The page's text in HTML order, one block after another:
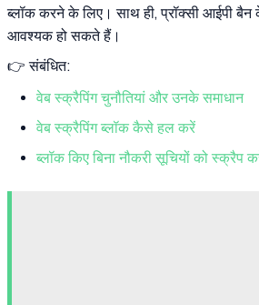
ब्लॉक करने के लिए। साथ ही, प्रॉक्सी आईपी बैन
आवश्यक हो सकते हैं।
👉 संबंधित:
वेब स्क्रैपिंग चुनौतियां और उनके समाधान
वेब स्क्रैपिंग ब्लॉक कैसे हल करें
ब्लॉक किए बिना नौकरी सूचियों को स्क्रैप